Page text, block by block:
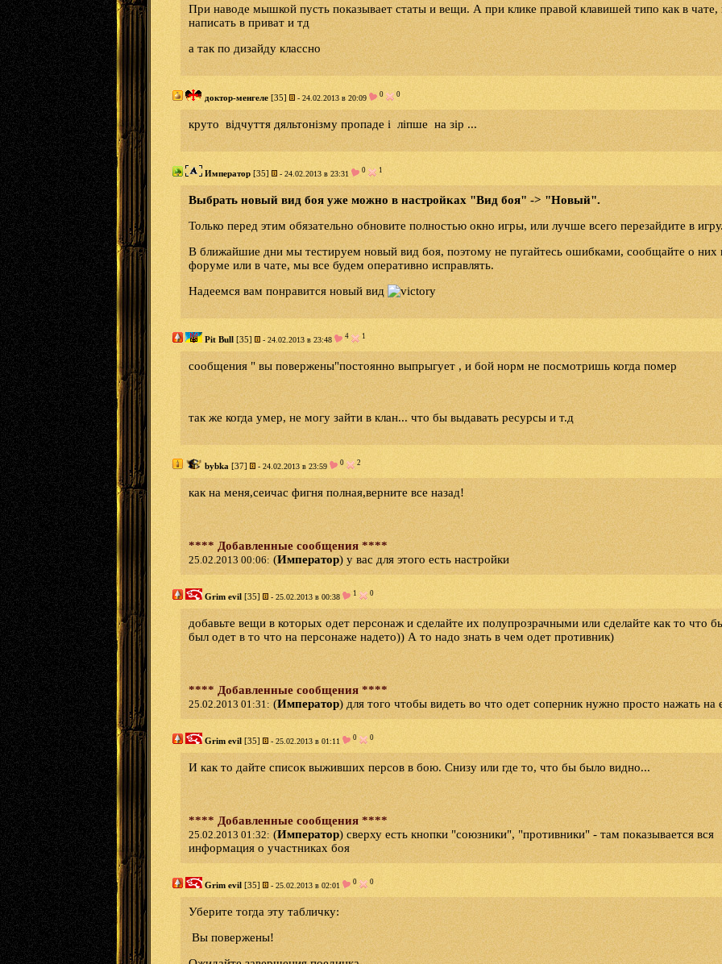
При наводе мышкой пусть показывает статы и вещи. А при клике правой клавишей типо как в чате,
написать в приват и тд
а так по дизайду классно
доктор-менгеле [35] - 24.02.2013 в 20:09 0 0
круто відчуття дяльтонізму пропаде і ліпше на зір ...
Император [35] - 24.02.2013 в 23:31 0 1
Выбрать новый вид боя уже можно в настройках "Вид боя" -> "Новый".
Только перед этим обязательно обновите полностью окно игры, или лучше всего перезайдите в
В ближайшие дни мы тестируем новый вид боя, поэтому не пугайтесь ошибками, сообщайте о них
форуме или в чате, мы все будем оперативно исправлять.
Надеемся вам понравится новый вид
Pit Bull [35] - 24.02.2013 в 23:48 4 1
сообщения " вы повержены"постоянно выпрыгует , и бой норм не посмотришь когда помер
так же когда умер, не могу зайти в клан... что бы выдавать ресурсы и т.д
bybka [37] - 24.02.2013 в 23:59 0 2
как на меня,сеичас фигня полная,верните все назад!
**** Добавленные сообщения ****
25.02.2013 00:06:(Император) у вас для этого есть настройки
Grim evil [35] - 25.02.2013 в 00:38 1 0
добавьте вещи в которых одет персонаж и сделайте их полупрозрачными или сделайте как то что
был одет в то что на персонаже надето)) А то надо знать в чем одет противник)
**** Добавленные сообщения ****
25.02.2013 01:31:(Император) для того чтобы видеть во что одет соперник нужно просто нажать на
Grim evil [35] - 25.02.2013 в 01:11 0 0
И как то дайте список выживших персов в бою. Снизу или где то, что бы было видно...
**** Добавленные сообщения ****
25.02.2013 01:32:(Император) сверху есть кнопки "союзники", "противники" - там показывается вся
информация о участниках боя
Grim evil [35] - 25.02.2013 в 02:01 0 0
Уберите тогда эту табличку:
Вы повержены!